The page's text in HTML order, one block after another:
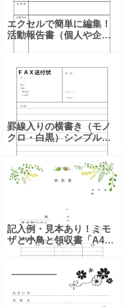
エクセルで簡単に編集！
活動報告書（個人や企
ります。ダウンロードを
行う事で利用が可能な報
告書となり、凡庸性が高
いので複
罫線入りの横書き（モノ
クロ・白黒）シンプルな
FAX送付状「Excel・
型」のテンプレートとな
ります。縦型の罫線入り
で横書きに対応してい
記入例・見本あり！ミモ
ザと小鳥と領収書「A4・
Excel・Word・PDF」お
なり、フレームでミモザ
と小鳥が描かれているデ
ザインとなります